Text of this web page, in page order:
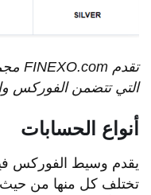
تقدم FINEXO.com
التي تتضمن الفوركس
أنواع الحسابات
يقدم وسيط الفوركس
تختلف كل منها من حيث